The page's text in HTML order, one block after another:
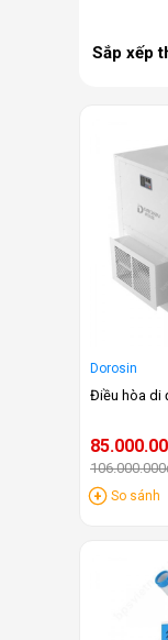
Sắp xếp
Dorosin
Điều hòa di
So sánh